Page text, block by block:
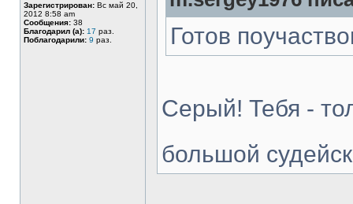
Зарегистрирован: Вс май 20,
2012 8:58 am
Сообщения: 38
Благодарил (а): 17 раз.
Поблагодарили: 9 раз. Готов
Серый! Тебя -
большой